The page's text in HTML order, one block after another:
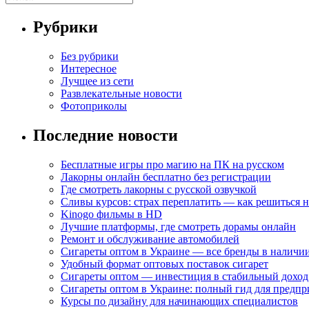
Рубрики
Без рубрики
Интересное
Лучщее из сети
Развлекательные новости
Фотоприколы
Последние новости
Бесплатные игры про магию на ПК на русском
Лакорны онлайн бесплатно без регистрации
Где смотреть лакорны с русской озвучкой
Сливы курсов: страх переплатить — как решиться
Kinogo фильмы в HD
Лучшие платформы, где смотреть дорамы онлайн
Ремонт и обслуживание автомобилей
Сигареты оптом в Украине — все бренды в
Удобный формат оптовых поставок сигарет
Сигареты оптом — инвестиция в стабильный доход
Сигареты оптом в Украине: полный гид для
Курсы по дизайну для начинающих специалистов